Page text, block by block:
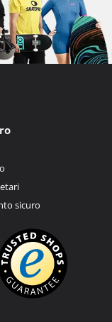
sicuro